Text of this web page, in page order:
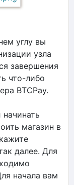
углу вы
узла
завершения
что-либо
BTCPay.
магазин в
далее. Для
начала вам